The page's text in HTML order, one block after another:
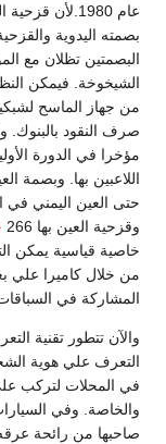
عام
بصمته اليدوية
البصمتين تظلان مع
الشيخوخة. فيمكن
من جهاز الماسح
صرف النقود بالبنوك.
مؤخرا في الدورة
اللاعبين بها. وبصمة
حتى العين اليمني في
وقزحية العين بها 266
خاصية قياسية يمكن
المشاركة في السباقات
والآن تتطور تقنية
التعرف علي هوية
في المحلات لتركب
والخاصة. وفي
صاحبها من رائحة